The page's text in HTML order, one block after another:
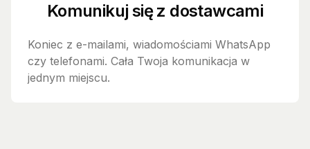
Komunikuj się z dostawcami
Koniec z e-mailami, wiadomościami WhatsApp
czy telefonami. Cała Twoja komunikacja w
jednym miejscu.